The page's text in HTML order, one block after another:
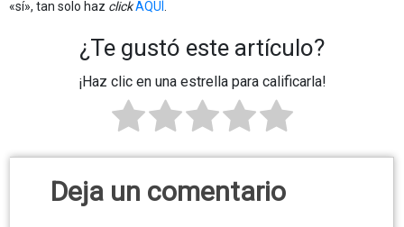
«sí», tan solo haz clickAQUÍ
¿Te gustó este artículo?
¡Haz clic en una estrella para calificarla!
Deja un comentario